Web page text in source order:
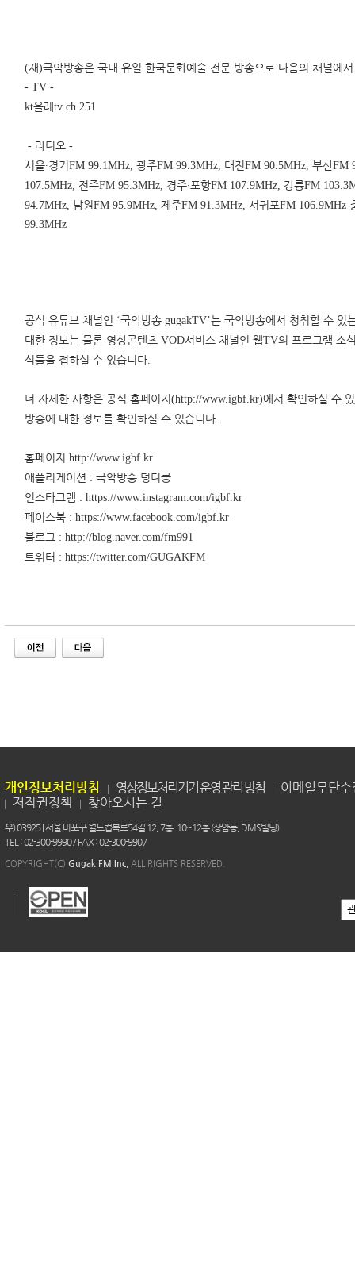
(재)국악방송은 국내 유일 한국문화예술 전문 방송으로 다음의 채널에
- TV -
kt올레tv ch.251
- 라디오-
서울∙경기FM 99.1MHz,광주FM 99.3MHz, 대전FM 90.5MHz,부산FM
107.5MHz, 전주FM 95.3MHz, 경주∙포항FM 107.9MHz, 강릉FM
94.7MHz, 남원FM 95.9MHz,제주FM 91.3MHz, 서귀포FM 106.9MHz
99.3MHz
공식 유튜브 채널인 ‘국악방송gugakTV’는 국악방송에서 청취할 수 있
대한 정보는 물론 영상콘텐츠VOD서비스 채널인 웹TV의 프로그램 소
식들을 접하실 수 있습니다.
더 자세한 사항은 공식 홈페이지(http://www.igbf.kr)에서 확인하실 수
방송에 대한 정보를 확인하실 수 있습니다.
홈페이지http://www.igbf.kr
애플리케이션 :국악방송 덩더쿵
인스타그램 : https://www.instagram.com/igbf.kr
페이스북 : https://www.facebook.com/igbf.kr
블로그 : http://blog.naver.com/fm991
트위터 : https://twitter.com/GUGAKFM
개인정보처리방침 영상정보처리기기 운영 관리 방침
이메일무단
저작권정책
찾아오시는 길
우) 03925 | 서울 마포구 월드컵북로54길 12, 7층, 10~12층 (상암동, DMS빌딩)
TEL : 02-300-9990 / FAX : 02-300-9907
COPYRIGHT(C) Gugak FM Inc. ALL RIGHTS RESERVED.